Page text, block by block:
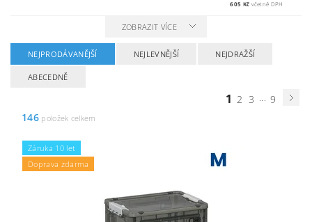
605 Kč včetně DPH
ZOBRAZIT VÍCE
NEJPRODÁVANĚJŠÍ NEJLEVNĚJŠÍ NEJDRAŽŠÍ
ABECEDNĚ
1 2 3 ... 9
146položek celkem
Záruka 10 let
Doprava zdarma